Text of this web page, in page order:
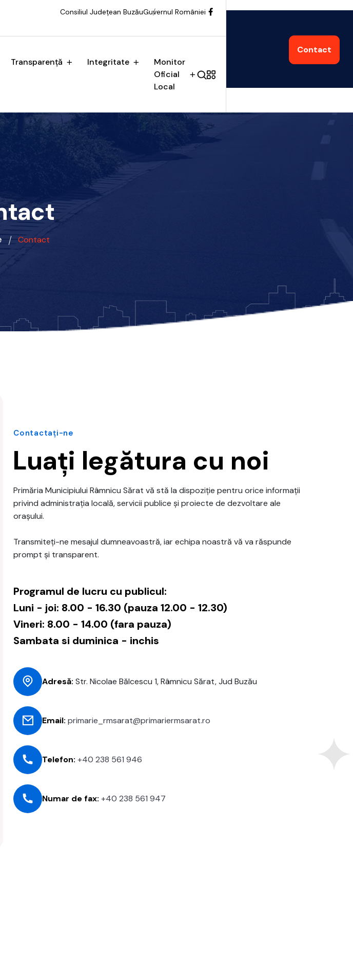
Consiliul Județean BuzăuGuvernul României
Transparență Integritate
Monitor
Oficial
Local
Contact
Contact
Contactați-ne
Luați legătura cu noi
Primăria Municipiului Râmnicu Sărat vă stă la dispoziție pentru orice informații
privind administrația locală, servicii publice și proiecte de dezvoltare ale
orașului.
Transmiteți-ne mesajul dumneavoastră, iar echipa noastră vă va răspunde
prompt și transparent.
Programul de lucru cu publicul:
Luni - joi: 8.00 - 16.30 (pauza 12.00 - 12.30)
Vineri: 8.00 - 14.00 (fara pauza)
Sambata si duminica - inchis
Adresă: Str. Nicolae Bălcescu 1, Râmnicu Sărat, Jud Buzău
Email: primarie_rmsarat@primariermsarat.ro
Telefon: +40 238 561 946
Numar de fax: +40 238 561 947